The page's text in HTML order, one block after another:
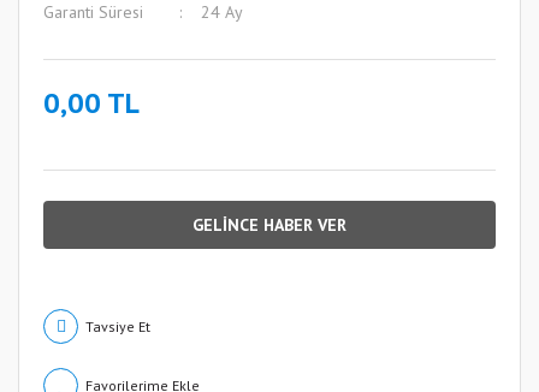
Garanti Süresi
24 Ay
0,00 TL
GELİNCE HABER VER
Tavsiye Et